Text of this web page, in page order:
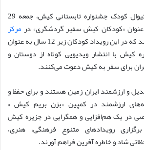
در نخستین گام از فستیوال کودک جشنواره تابستانی کیش، جمعه 29
عنوان «کودکان کیش سفیر گردشگری» در مرکز
برگزار شد که در این رویداد کودکان زیر 12 سال به عنوان
کیش با انتشار ویدیویی کوتاه از دوستان و
برای سفر به کیش دعوت می‌کنند.
و ارزشمند ایران زمین هستند و برای حفظ و
ارزشمند در کمپین «بزن بریم کیش »
در یک هم‌افزایی و همگرایی در جزیره کیش
رویدادهای متنوع فرهنگی، هنری،
شاد و خاطره آفرین فراهم آورند.